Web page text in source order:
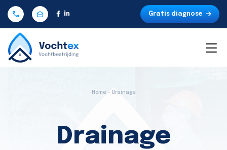
Gratis diagnose
Home - Drainage
Drainage